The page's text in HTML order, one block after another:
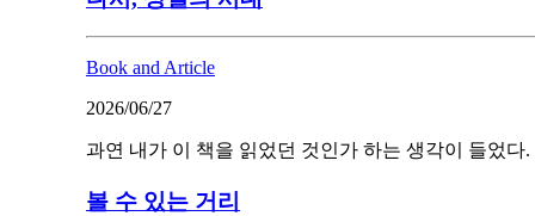
Book and Article
2026/06/27
과연 내가 이 책을 읽었던 것인가 하는 생각이 들었다.
볼 수 있는 거리